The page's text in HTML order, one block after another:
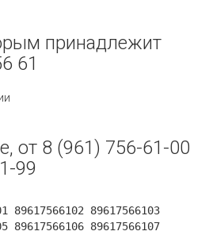
принадлежит
61
от 8 (961) 756-61-00
99
89617566102 89617566103
89617566106 89617566107